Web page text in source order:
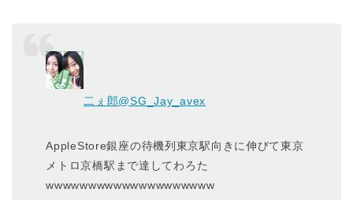
二ぇ郎@SG_Jay_avex
AppleStore銀座の待機列東京駅向きに伸びて東京
メトロ京橋駅まで達してわろた
wwwwwwwwwwwwwwwwwwww